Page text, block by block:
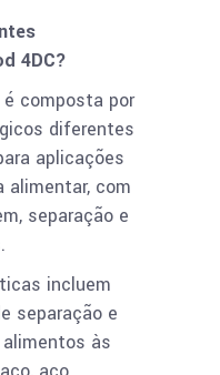
4DC?
é composta por
diferentes
aplicações
com
separação e
incluem
separação e
às